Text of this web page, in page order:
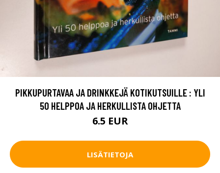
PIKKUPURTAVAA JA DRINKKEJÄ KOTIKUTSUILLE : YLI
50 HELPPOA JA HERKULLISTA OHJETTA
6.5 EUR
LISÄTIETOJA